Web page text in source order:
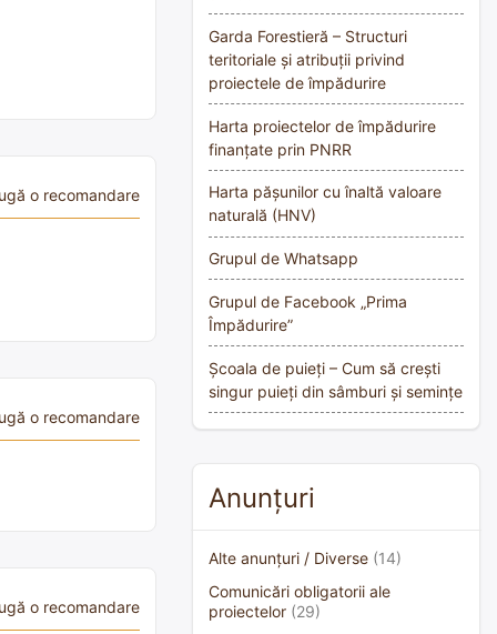
o recomandare
o recomandare
o recomandare
Garda Forestieră – Structuri
teritoriale și atribuții privind
proiectele de împădurire
Harta proiectelor de împădurire
finanțate prin PNRR
Harta pășunilor cu înaltă valoare
naturală (HNV)
Grupul de Whatsapp
Grupul de Facebook „Prima
Împădurire”
Școala de puieți – Cum să crești
singur puieți din sâmburi și semințe
Anunțuri
Alte anunțuri / Diverse (14)
Comunicări obligatorii ale
proiectelor (29)